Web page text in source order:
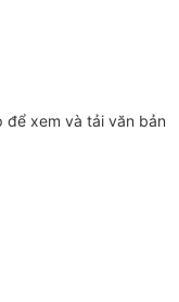
để xem và tải văn bản